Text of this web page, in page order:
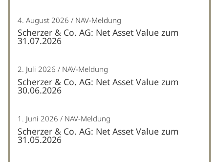
4. August 2026 NAV-Meldung
Scherzer & Co. AG: Net Asset Value zum
31.07.2026
2. Juli 2026 NAV-Meldung
Scherzer & Co. AG: Net Asset Value zum
30.06.2026
1. Juni 2026 NAV-Meldung
Scherzer & Co. AG: Net Asset Value zum
31.05.2026